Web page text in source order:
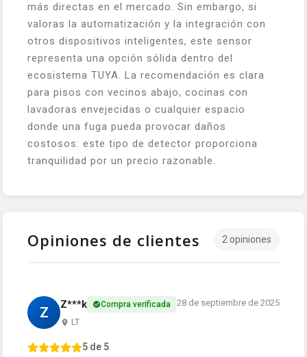
más directas en el mercado. Sin embargo, si
valoras la automatización y la integración con
otros dispositivos inteligentes, este sensor
representa una opción sólida dentro del
ecosistema TUYA. La recomendación es clara
para pisos con vecinos abajo, cocinas con
lavadoras envejecidas o cualquier espacio
donde una fuga pueda provocar daños
costosos: este tipo de detector proporciona
tranquilidad por un precio razonable.
Opiniones de clientes 2 opiniones
Z Z***k Compra verificada
LT
28 de septiembre de 2025
5 de 5